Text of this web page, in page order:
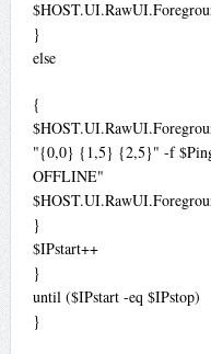
}
else
{
"{0,0} {1,5} {2,5}" -f
OFFLINE"
}
$IPstart++
}
until ($IPstart -eq $IPstop)
}